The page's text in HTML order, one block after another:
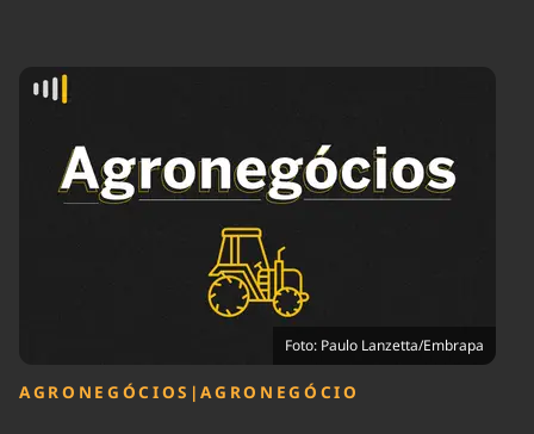
Agronegócios
Brasil Mineral
Ciência &
Tecnologia
Economia
Educação
Infraestrutura
Internacional
Política
Saúde
Tempo
Foto: Paulo Lanzetta/Embrapa
AGRONEGÓCIOS |AGRONEGÓCIO